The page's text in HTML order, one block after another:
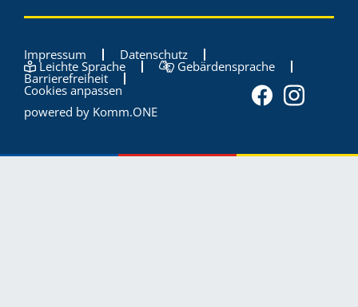
Impressum Datenschutz
Leichte Sprache Gebärdensprache
Barrierefreiheit
Cookies anpassen
powered by Komm.ONE